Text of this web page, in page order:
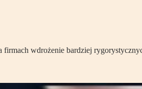
wdrożenie bardziej